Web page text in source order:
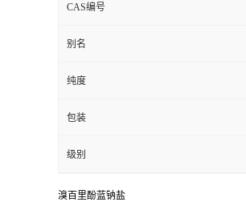
CAS编号
别名
纯度
包装
级别
溴百里酚蓝钠盐